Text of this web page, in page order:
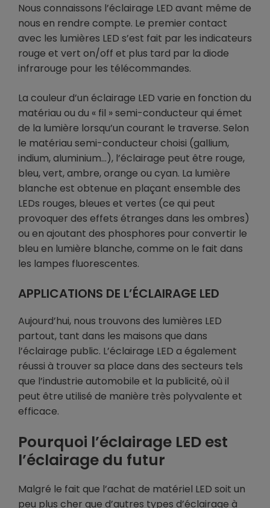
Nous connaissons l’éclairage LED avant même de
nous en rendre compte. Le premier contact
avec les lumières LED s’est fait par les indicateurs
rouge et vert on/off et plus tard par la diode
infrarouge pour les télécommandes.
La couleur d’un éclairage LED varie en fonction du
matériau ou du « fil » semi-conducteur qui émet
de la lumière lorsqu’un courant le traverse. Selon
le matériau semi-conducteur choisi (gallium,
indium, aluminium…), l’éclairage peut être rouge,
bleu, vert, ambre, orange ou cyan. La lumière
blanche est obtenue en plaçant ensemble des
LEDs rouges, bleues et vertes (ce qui peut
provoquer des effets étranges dans les ombres)
ou en ajoutant des phosphores pour convertir le
bleu en lumière blanche, comme on le fait dans
les lampes fluorescentes.
APPLICATIONS DE L’ÉCLAIRAGE LED
Aujourd’hui, nous trouvons des lumières LED
partout, tant dans les maisons que dans
l’éclairage public. L’éclairage LED a également
réussi à trouver sa place dans des secteurs tels
que l’industrie automobile et la publicité, où il
peut être utilisé de manière très polyvalente et
efficace.
Pourquoi l’éclairage LED est
l’éclairage du futur
Malgré le fait que l’achat de matériel LED soit un
peu plus cher que d’autres types d’éclairage à